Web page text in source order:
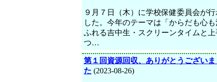
９月７日（木）に学校保健委員会が
した。今年のテーマは「からだも心
ふれる吉中生・スクリーンタイムと
つ…
第１回資源回収、ありがとうございま
た (2023-08-26)